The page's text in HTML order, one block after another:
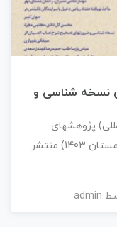
نسخه شناسی و
پژوهشهای
نسخه شناسی و تصحیح متون (پاییز و زمستان 1403) منتشر
admin